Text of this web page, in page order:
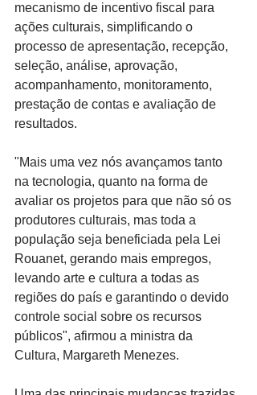
mecanismo de incentivo fiscal para
ações culturais, simplificando o
processo de apresentação, recepção,
seleção, análise, aprovação,
acompanhamento, monitoramento,
prestação de contas e avaliação de
resultados.
"Mais uma vez nós avançamos tanto
na tecnologia, quanto na forma de
avaliar os projetos para que não só os
produtores culturais, mas toda a
população seja beneficiada pela Lei
Rouanet, gerando mais empregos,
levando arte e cultura a todas as
regiões do país e garantindo o devido
controle social sobre os recursos
públicos", afirmou a ministra da
Cultura, Margareth Menezes.